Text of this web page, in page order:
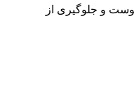
و جلوگیری از